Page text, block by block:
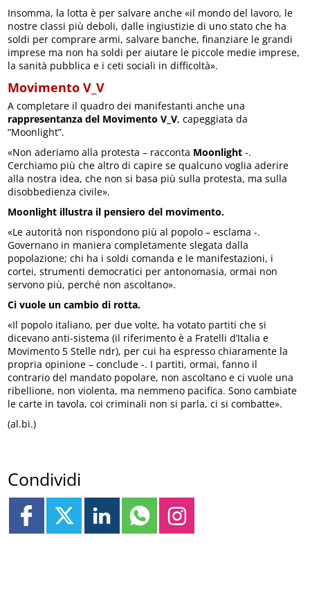
Insomma, la lotta è per salvare anche «il mondo del lavoro, le
nostre classi più deboli, dalle ingiustizie di uno stato che ha
soldi per comprare armi, salvare banche, finanziare le grandi
imprese ma non ha soldi per aiutare le piccole medie imprese,
la sanità pubblica e i ceti sociali in difficoltà».
Movimento V_V
A completare il quadro dei manifestanti anche una
rappresentanza del Movimento V_V, capeggiata da
“Moonlight”.
«Non aderiamo alla protesta – racconta Moonlight -.
Cerchiamo più che altro di capire se qualcuno voglia aderire
alla nostra idea, che non si basa più sulla protesta, ma sulla
disobbedienza civile».
Moonlight illustra il pensiero del movimento.
«Le autorità non rispondono più al popolo – esclama -.
Governano in maniera completamente slegata dalla
popolazione; chi ha i soldi comanda e le manifestazioni, i
cortei, strumenti democratici per antonomasia, ormai non
servono più, perché non ascoltano».
Ci vuole un cambio di rotta.
«Il popolo italiano, per due volte, ha votato partiti che si
dicevano anti-sistema (il riferimento è a Fratelli d’Italia e
Movimento 5 Stelle ndr), per cui ha espresso chiaramente la
propria opinione – conclude -. I partiti, ormai, fanno il
contrario del mandato popolare, non ascoltano e ci vuole una
ribellione, non violenta, ma nemmeno pacifica. Sono cambiate
le carte in tavola, coi criminali non si parla, ci si combatte».
(al.bi.)
Condividi